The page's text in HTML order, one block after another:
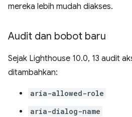
mereka lebih mudah diakses.
Audit dan bobot baru
Sejak Lighthouse 10.0, 13 audit
ditambahkan:
aria-allowed-role
aria-dialog-name